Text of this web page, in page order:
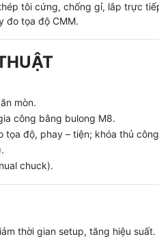
tôi cứng, chống gỉ, lắp trực
đo tọa độ CMM.
mòn.
công bằng bulong M8.
tọa độ, phay – tiện; khóa thủ
chuck).
thời gian setup, tăng hiệu suất.